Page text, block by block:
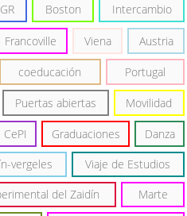
Boston Intercambio
Francoville Viena Austria
coeducación Portugal
Puertas abiertas Movilidad
CePI Graduaciones Danza
vergeles Viaje de Estudios
del Zaidín Marte